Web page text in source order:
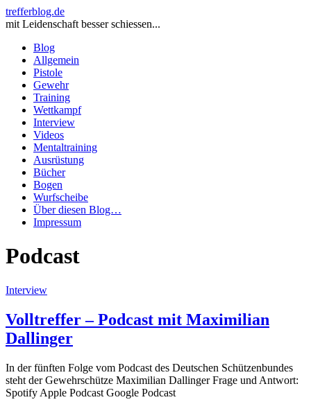
trefferblog.de
mit Leidenschaft besser schiessen...
Blog
Allgemein
Pistole
Gewehr
Training
Wettkampf
Interview
Videos
Mentaltraining
Ausrüstung
Bücher
Bogen
Wurfscheibe
Über diesen Blog…
Impressum
Podcast
Interview
Volltreffer – Podcast mit Maximilian
Dallinger
In der fünften Folge vom Podcast des Deutschen Schützenbundes
steht der Gewehrschütze Maximilian Dallinger Frage und Antwort:
Spotify Apple Podcast Google Podcast